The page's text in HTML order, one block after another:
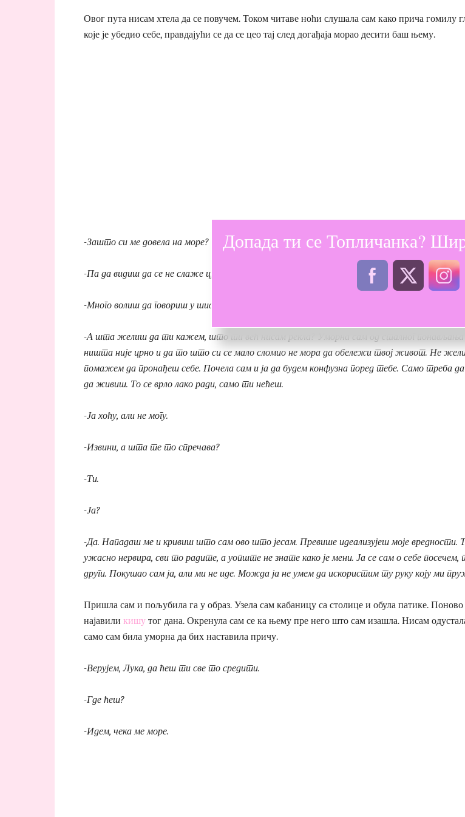
Овог пута нисам хтела да се повучем. Током читаве ноћи слушала сам како прича гомилу
које је убедио себе, правдајући се да се цео тај след догађаја морао десити баш њему.
-Зашто си ме довела на море?
-Па да видиш да се не слаже црно са твојим очима.
-Много волиш да говориш у шифрама, је л’ да?
-А шта желиш да ти кажем, што ти већ нисам рекла? Уморна сам од сталног понављања
ништа није црно и да то што си се мало сломио не мора да обележи твој живот. Не
помажем да пронађеш себе. Почела сам и ја да будем конфузна поред тебе. Само треба
да живиш. То се врло лако ради, само ти нећеш.
-Ја хоћу, али не могу.
-Извини, а шта те то спречава?
-Ти.
-Ја?
-Да. Нападаш ме и кривиш што сам ово што јесам. Превише идеализујеш моје вредности.
ужасно нервира, сви то радите, а уопште не знате како је мени. Ја се сам о себе посечем,
други. Покушао сам ја, али ми не иде. Можда ја не умем да искористим ту руку коју ми
Пришла сам и пољубила га у образ. Узела сам кабаницу са столице и обула патике. Поново
најавили кишу тог дана. Окренула сам се ка њему пре него што сам изашла. Нисам
само сам била уморна да бих наставила причу.
-Верујем, Лука, да ћеш ти све то средити.
-Где ћеш?
-Идем, чека ме море.
Допада ти се Топличанка?